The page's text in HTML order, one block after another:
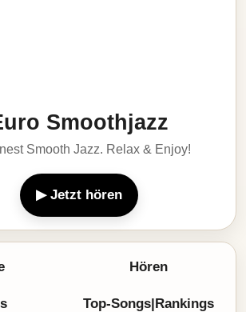
Smoothjazz
Smooth Jazz. Relax & Enjoy!
▶ Jetzt hören
Hören
Top-Songs|Rankings